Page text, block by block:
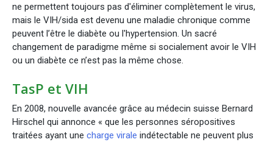
ne permettent toujours pas d'éliminer complètement le virus,
mais le VIH/sida est devenu une maladie chronique comme
peuvent l’être le diabète ou l'hypertension. Un sacré
changement de paradigme même si socialement avoir le VIH
ou un diabète ce n’est pas la même chose.
TasP et VIH
En 2008, nouvelle avancée grâce au médecin suisse Bernard
Hirschel qui annonce « que les personnes séropositives
traitées ayant une charge virale indétectable ne peuvent plus